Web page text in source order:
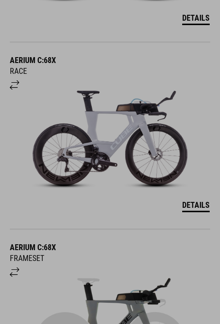
DETAILS
AERIUM C:68X
RACE
DETAILS
AERIUM C:68X
FRAMESET